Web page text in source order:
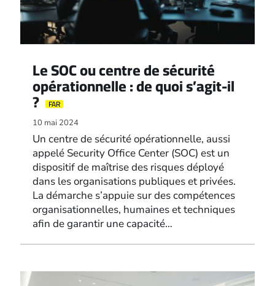
Le SOC ou centre de sécurité
opérationnelle : de quoi s’agit-il
? FAR
10 mai 2024
Un centre de sécurité opérationnelle, aussi
appelé Security Office Center (SOC) est un
dispositif de maîtrise des risques déployé
dans les organisations publiques et privées.
La démarche s’appuie sur des compétences
organisationnelles, humaines et techniques
afin de garantir une capacité…